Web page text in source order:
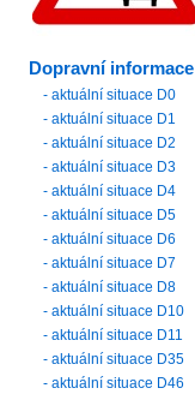
Dopravní informace
- aktuální situace D0
- aktuální situace D1
- aktuální situace D2
- aktuální situace D3
- aktuální situace D4
- aktuální situace D5
- aktuální situace D6
- aktuální situace D7
- aktuální situace D8
- aktuální situace D10
- aktuální situace D11
- aktuální situace D35
- aktuální situace D46